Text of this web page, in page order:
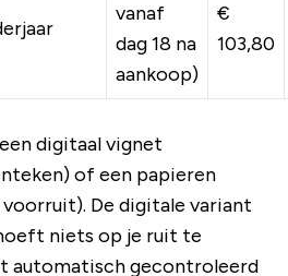
vanaf
dag 18 na
aankoop)
€
103,80
digitaal vignet
of een papieren
De digitale variant
niets op je ruit te
automatisch gecontroleerd